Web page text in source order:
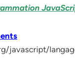
javascript/